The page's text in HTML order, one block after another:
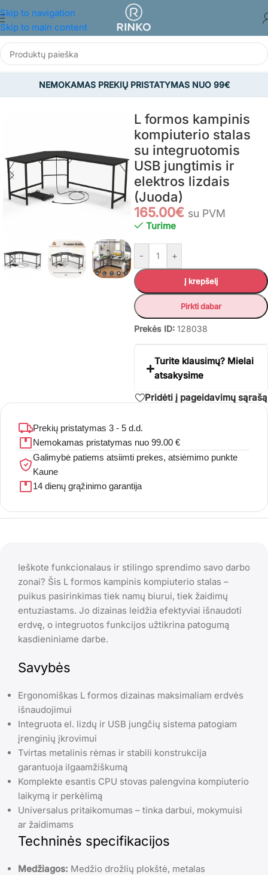
Skip to navigation
Skip to main content
NEMOKAMAS PREKIŲ PRISTATYMAS NUO 99€
BALDAI/Ofiso ir biuro baldai/Rašomieji stalai
L formos kampinis
kompiuterio stalas
su integruotomis
USB jungtimis ir
elektros lizdais
(Juoda)
165.00€ su PVM
Turime
- +
Į krepšelį
Pirkti dabar
Prekės ID: 128038
Turite klausimų? Mielai
atsakysime
Pridėti į pageidavimų sąrašą
Prekių pristatymas 3 - 5 d.d.
Nemokamas pristatymas nuo 99.00 €
Galimybė patiems atsiimti prekes, atsiėmimo punkte
Kaune
14 dienų grąžinimo garantija
Ieškote funkcionalaus ir stilingo sprendimo savo darbo
zonai? Šis L formos kampinis kompiuterio stalas –
puikus pasirinkimas tiek namų biurui, tiek žaidimų
entuziastams. Jo dizainas leidžia efektyviai išnaudoti
erdvę, o integruotos funkcijos užtikrina patogumą
kasdieniniame darbe.
Savybės
Ergonomiškas L formos dizainas maksimaliam erdvės
išnaudojimui
Integruota el. lizdų ir USB jungčių sistema patogiam
įrenginių įkrovimui
Tvirtas metalinis rėmas ir stabili konstrukcija
garantuoja ilgaamžiškumą
Komplekte esantis CPU stovas palengvina kompiuterio
laikymą ir perkėlimą
Universalus pritaikomumas – tinka darbui, mokymuisi
ar žaidimams
Techninės specifikacijos
Medžiagos: Medžio drožlių plokštė, metalas